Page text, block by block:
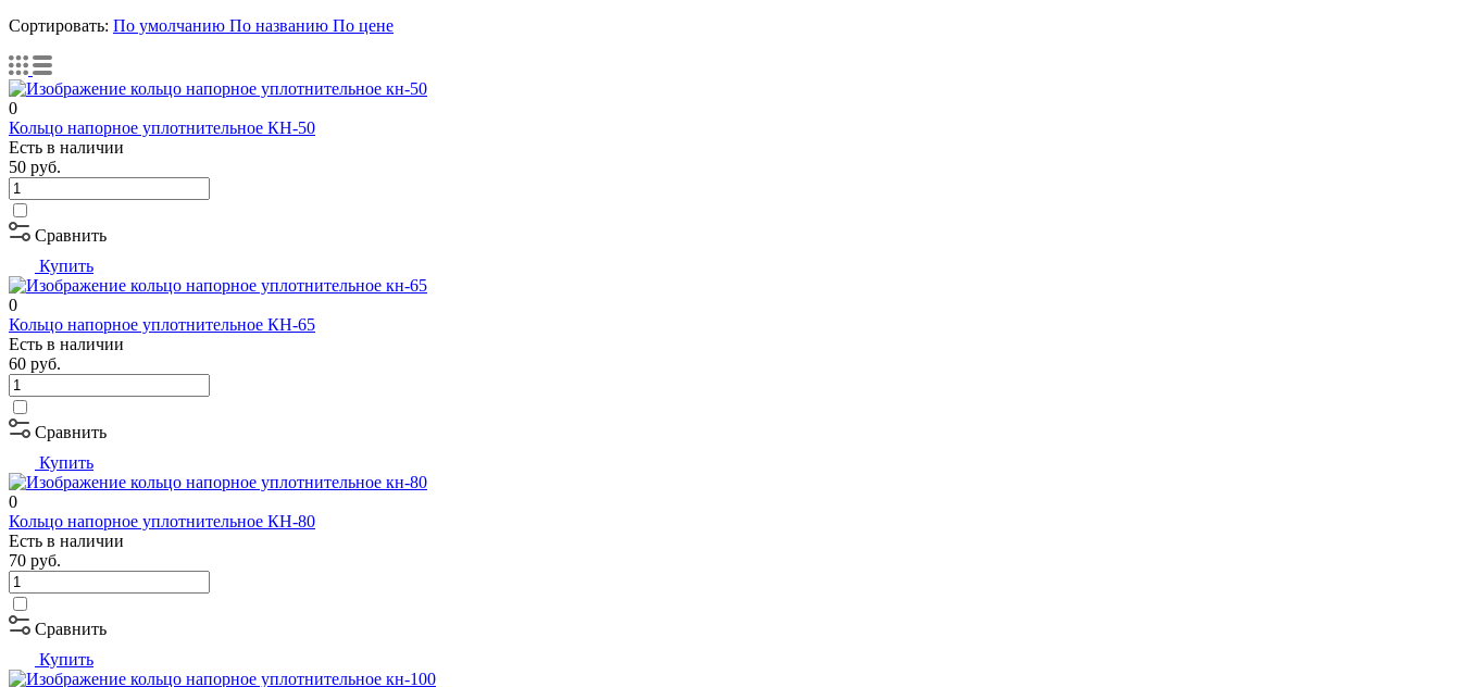
Сортировать: По умолчанию По названию По цене
0
Кольцо напорное уплотнительное КН-50
Есть в наличии
50 руб.
Сравнить
Купить
0
Кольцо напорное уплотнительное КН-65
Есть в наличии
60 руб.
Сравнить
Купить
0
Кольцо напорное уплотнительное КН-80
Есть в наличии
70 руб.
Сравнить
Купить